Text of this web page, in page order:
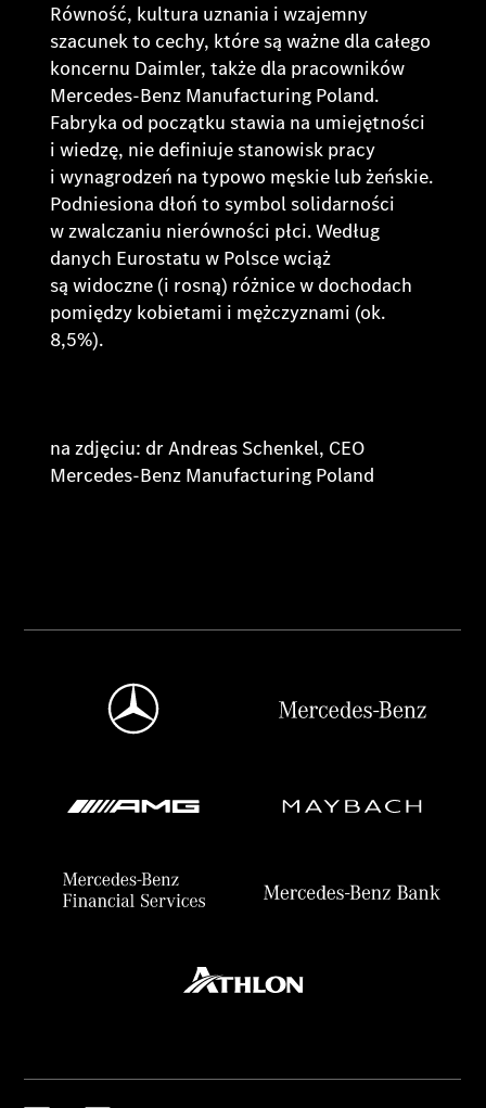
Równość, kultura uznania i wzajemny
szacunek to cechy, które są ważne dla całego
koncernu Daimler, także dla pracowników
Mercedes-Benz Manufacturing Poland.
Fabryka od początku stawia na umiejętności
i wiedzę, nie definiuje stanowisk pracy
i wynagrodzeń na typowo męskie lub żeńskie.
Podniesiona dłoń to symbol solidarności
w zwalczaniu nierówności płci. Według
danych Eurostatu w Polsce wciąż
są widoczne (i rosną) różnice w dochodach
pomiędzy kobietami i mężczyznami (ok.
8,5%).
na zdjęciu: dr Andreas Schenkel, CEO
Mercedes-Benz Manufacturing Poland